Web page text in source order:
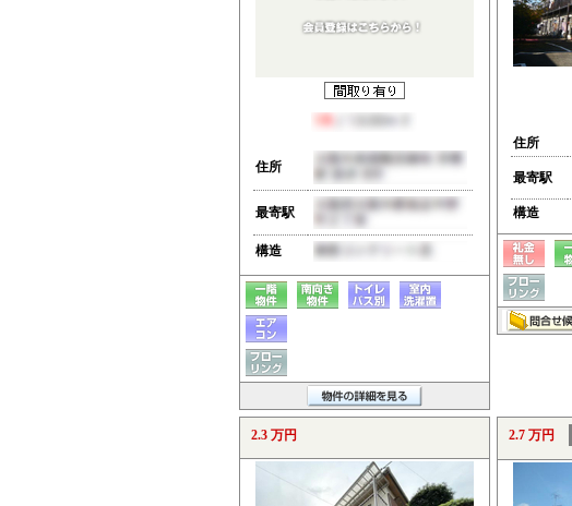
住所
最寄駅
構造
住所
最寄駅
構造
2.3 万円 2.7 万円